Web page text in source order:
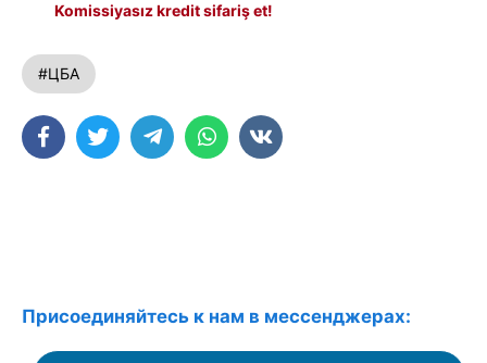
Komissiyasız kredit sifariş et!
#ЦБА
Присоединяйтесь к нам в мессенджерах: